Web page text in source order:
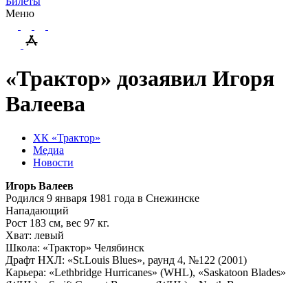
Меню
«Трактор» дозаявил Игоря
Валеева
ХК «Трактор»
Медиа
Новости
Игорь Валеев
Родился 9 января 1981 года в Снежинске
Нападающий
Рост 183 см, вес 97 кг.
Хват: левый
Школа: «Трактор» Челябинск
Драфт НХЛ: «St.Louis Blues», раунд 4, №122 (2001)
Карьера: «Lethbridge Hurricanes» (WHL), «Saskatoon Blades»